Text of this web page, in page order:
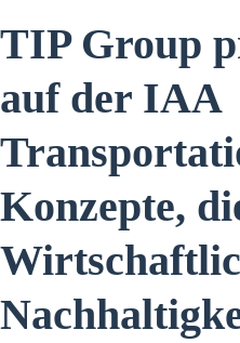
TIP Group
auf der IAA
Konzepte,